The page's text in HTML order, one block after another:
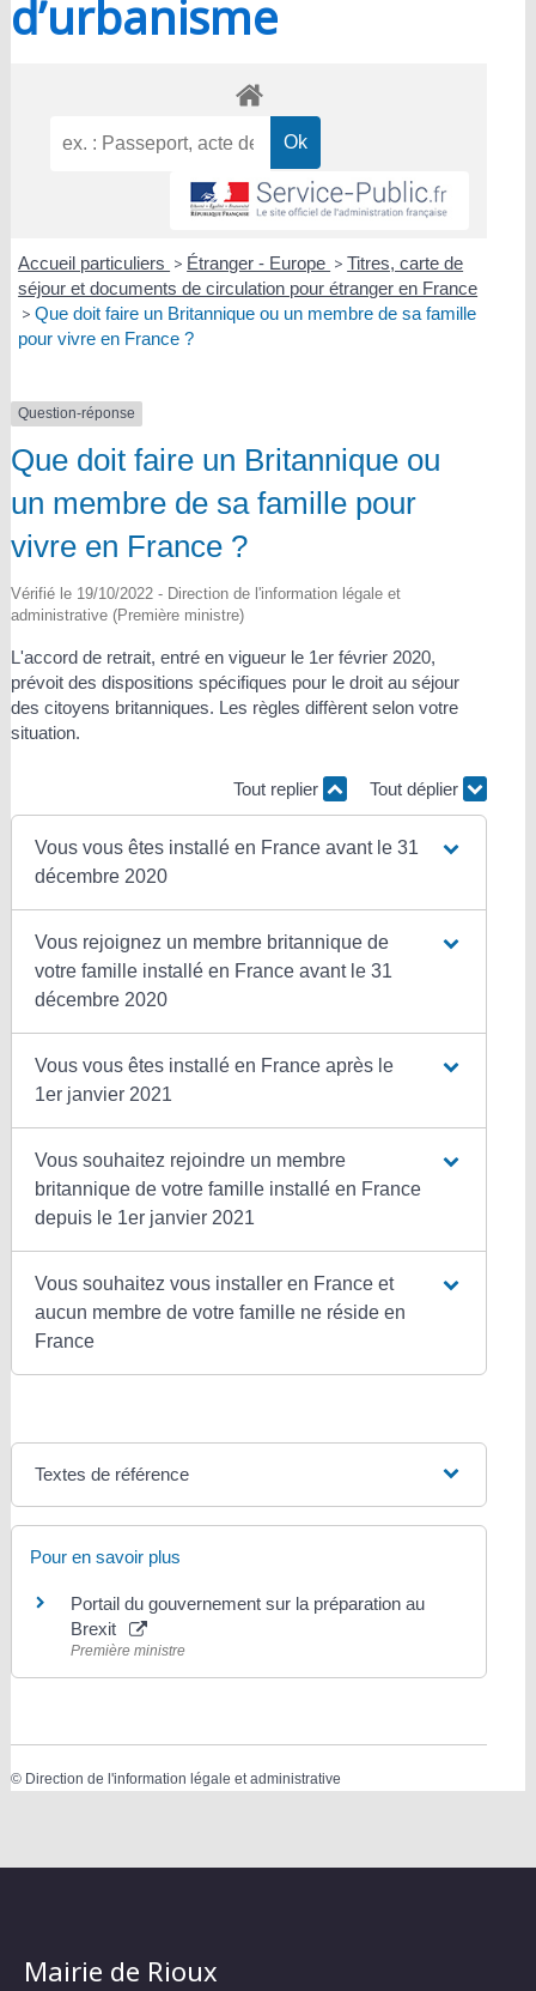
d’urbanisme
Accueil particuliers > Étranger - Europe > Titres, carte de
séjour et documents de circulation pour étranger en France
> Que doit faire un Britannique ou un membre de sa famille
pour vivre en France ?
Question-réponse
Que doit faire un Britannique ou
un membre de sa famille pour
vivre en France ?
Vérifié le 19/10/2022 - Direction de l'information légale et
administrative (Première ministre)
L'accord de retrait, entré en vigueur le 1erfévrier 2020,
prévoit des dispositions spécifiques pour le droit au séjour
des citoyens britanniques. Les règles diffèrent selon votre
situation.
Tout replier Tout déplier
Vous vous êtes installé en France avant le 31
décembre 2020
Vous rejoignez un membre britannique de
votre famille installé en France avant le 31
décembre 2020
Vous vous êtes installé en France après le
1er janvier 2021
Vous souhaitez rejoindre un membre
britannique de votre famille installé en France
depuis le 1er janvier 2021
Vous souhaitez vous installer en France et
aucun membre de votre famille ne réside en
France
Textes de référence
Pour en savoir plus
Portail du gouvernement sur la préparation au
Brexit
Première ministre
© Direction de l'information légale et administrative
Mairie de Rioux